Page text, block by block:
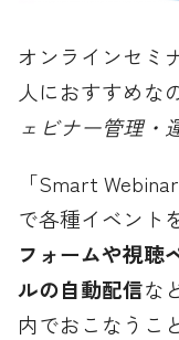
オンラインセミ
人におすすめな
ェビナー管理・
「Smart
で各種イベント
フォームや視聴
ルの自動配信な
内でおこなうこ